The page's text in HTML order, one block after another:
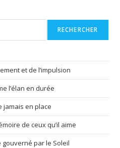
RECHERCHER
et de l’impulsion
l’élan en durée
jamais en place
de ceux qu’il aime
gouverné par le Soleil